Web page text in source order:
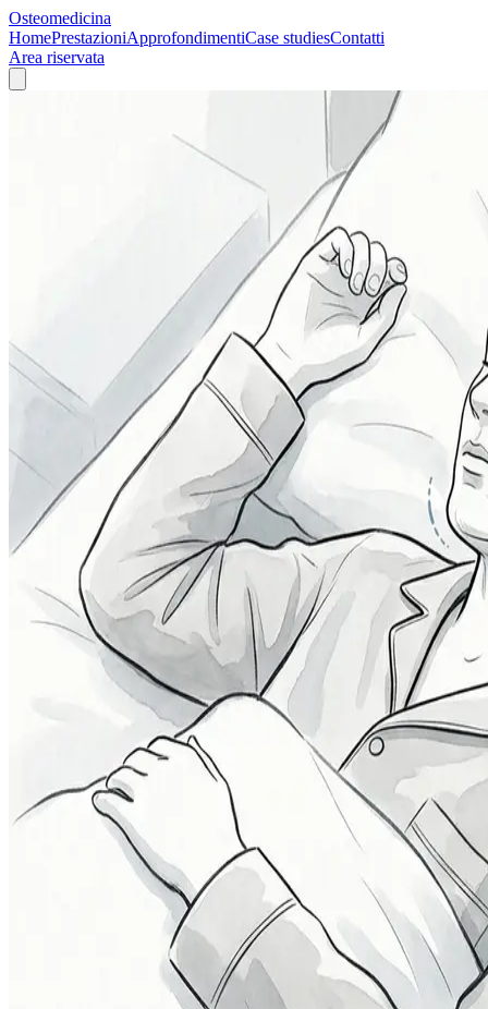
Osteomedicina
HomePrestazioniApprofondimentiCase studiesContatti
Area riservata